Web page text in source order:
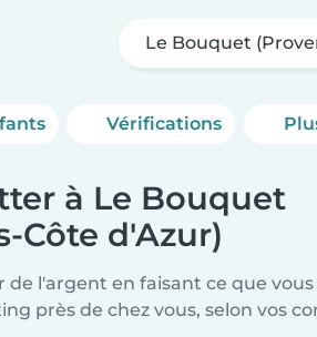
Le Bouquet
Vérifications
à Le Bouquet
Côte d'Azur)
l'argent en faisant ce que vous
près de chez vous, selon vos